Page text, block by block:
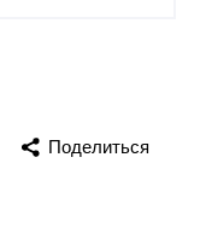
Поделиться